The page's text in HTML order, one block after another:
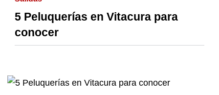
5 Peluquerías en Vitacura para
conocer